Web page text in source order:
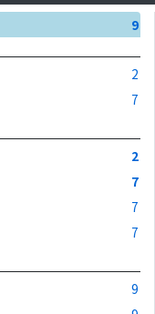
9
2
7
2
7
7
7
9